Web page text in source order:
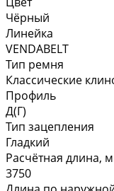
Чёрный
Линейка
VENDABELT
Тип ремня
Классические
Профиль
Д(Г)
Тип зацепления
Гладкий
Расчётная длина,
3750